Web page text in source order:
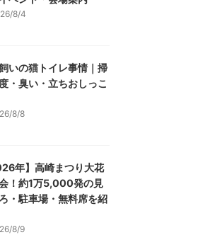
8/4
いの猫トイレ事情｜掃
・臭い・立ちおしっこ
8/8
年】高崎まつり大花
！約1万5,000発の見
・駐車場・無料席を紹
8/9